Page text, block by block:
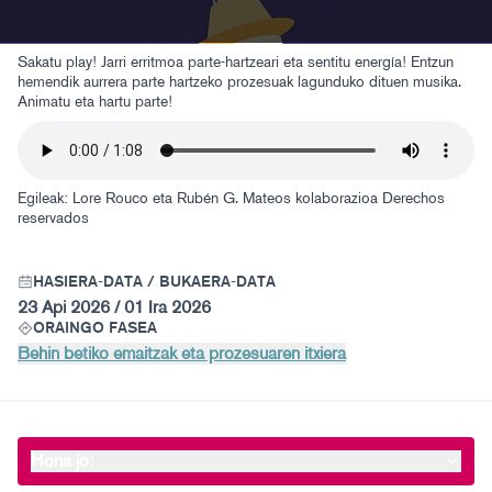
Sakatu play! Jarri erritmoa parte-hartzeari eta sentitu energía! Entzun
hemendik aurrera parte hartzeko prozesuak lagunduko dituen musika.
Animatu eta hartu parte!
Egileak: Lore Rouco eta Rubén G. Mateos kolaborazioa Derechos
reservados
HASIERA-DATA / BUKAERA-DATA
23 Api 2026 / 01 Ira 2026
ORAINGO FASEA
Behin betiko emaitzak eta prozesuaren itxiera